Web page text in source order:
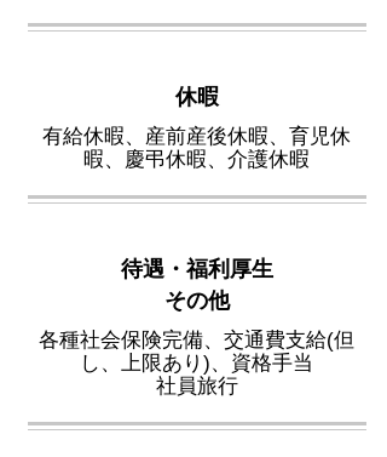
休暇
有給休暇、産前産後休暇、育児休
暇、慶弔休暇、介護休暇
待遇・福利厚生
​その他
各種社会保険完備、交通費支給(但
し、上限あり)、資格手当
​社員旅行